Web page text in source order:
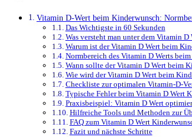
Vitamin D-Wert beim Kinderwunsch:
Das Wichtigste in 60 Sekunden
Was versteht man unter dem Vitamin
Warum ist der Vitamin D Wert beim
Normbereich des Vitamin D Werts
Wann sollte der Vitamin D Wert beim
Wie wird der Vitamin D Wert beim
Checkliste zur optimalen Vitamin-D-
Typische Fehler beim Vitamin D Wert
Praxisbeispiel: Vitamin D Wert
Hilfreiche Tools und Methoden zur
FAQ zum Vitamin D Wert
Fazit und nächste Schritte